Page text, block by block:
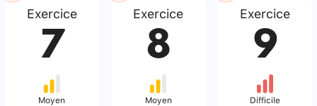
Exercice
7
Moyen
Exercice
8
Moyen
Exercice
9
Difficile